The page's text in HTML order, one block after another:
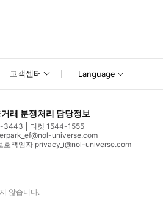
고객센터 Language
래 분쟁처리 담당정보
3443
티켓 1544-1555
universe.com
호책임자 privacy_i@nol-universe.com
않습니다.